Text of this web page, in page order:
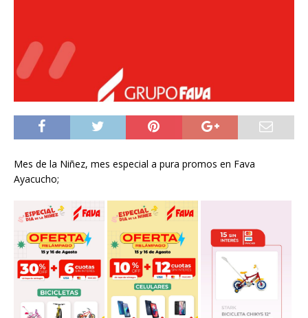
Mes de la Niñez, mes especial a pura promos en Fava
Ayacucho;